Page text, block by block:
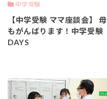
中学受験
【中学受験 ママ座談会】 母
もがんばります！中学受験
DAYS